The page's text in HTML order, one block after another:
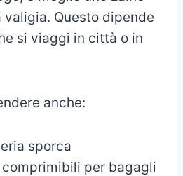
Questo dipende
si viaggi in città o in
anche:
sporca
comprimibili per bagagli